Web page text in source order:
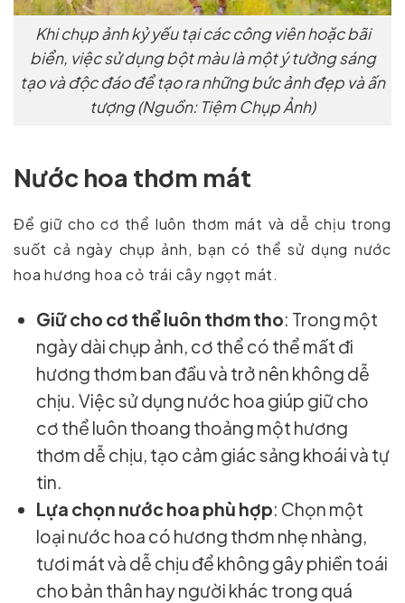
Khi chụp ảnh kỷ yếu tại các công viên hoặc bãi
biển, việc sử dụng bột màu là một ý tưởng sáng
tạo và độc đáo để tạo ra những bức ảnh đẹp và ấn
tượng (Nguồn: Tiệm Chụp Ảnh)
Nước hoa thơm mát
Để giữ cho cơ thể luôn thơm mát và dễ chịu trong
suốt cả ngày chụp ảnh, bạn có thể sử dụng nước
hoa hương hoa cỏ trái cây ngọt mát.
Giữ cho cơ thể luôn thơm tho: Trong một
ngày dài chụp ảnh, cơ thể có thể mất đi
hương thơm ban đầu và trở nên không dễ
chịu. Việc sử dụng nước hoa giúp giữ cho
cơ thể luôn thoang thoảng một hương
thơm dễ chịu, tạo cảm giác sảng khoái và tự
tin.
Lựa chọn nước hoa phù hợp: Chọn một
loại nước hoa có hương thơm nhẹ nhàng,
tươi mát và dễ chịu để không gây phiền toái
cho bản thân hay người khác trong quá